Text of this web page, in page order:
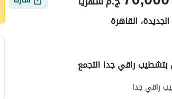
القاهرة
بتشطيب راقي جدا التجمع
راقي جدا